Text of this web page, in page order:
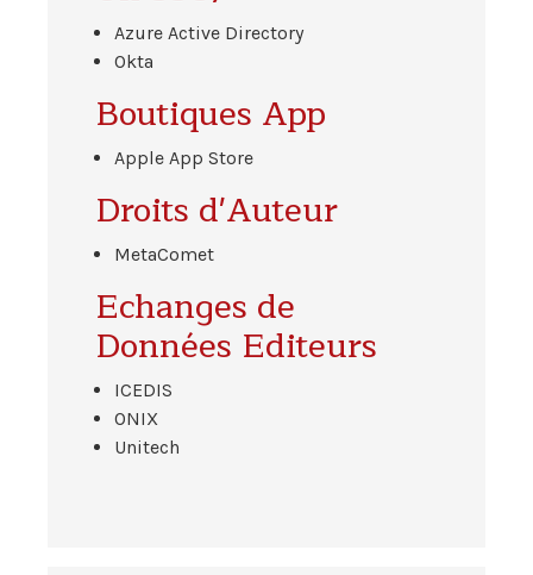
Azure Active Directory
Okta
Boutiques App
Apple App Store
Droits d'Auteur
MetaComet
Echanges de
Données Editeurs
ICEDIS
ONIX
Unitech